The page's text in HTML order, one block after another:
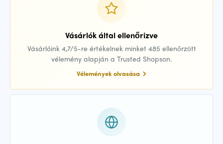
Vásárlók által ellenőrizve
Vásárlóink 4,7/5-re értékelnek minket 485 ellenőrzött
vélemény alapján a Trusted Shopson.
Vélemények olvasása